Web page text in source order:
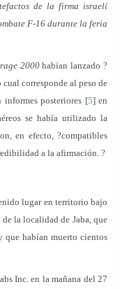
de la firma israelí
F-16 durante la feria
2000habían lanzado ?
corresponde al peso de
informes posteriores [5] en
se había utilizado la
en efecto, ?compatibles
a la afirmación. ?
lugar en territorio bajo
la localidad de Jaba, que
que habían muerto cientos
Inc. en la mañana del 27